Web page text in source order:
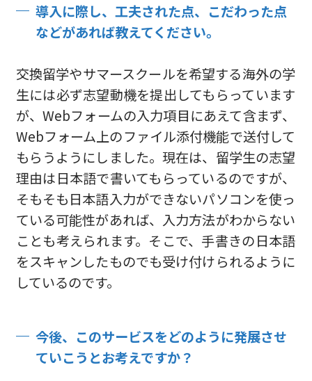
導入に際し、工夫された点、こだわった点
などがあれば教えてください。
交換留学やサマースクールを希望する海外の学
生には必ず志望動機を提出してもらっています
が、Webフォームの入力項目にあえて含まず、
Webフォーム上のファイル添付機能で送付して
もらうようにしました。現在は、留学生の志望
理由は日本語で書いてもらっているのですが、
そもそも日本語入力ができないパソコンを使っ
ている可能性があれば、入力方法がわからない
ことも考えられます。そこで、手書きの日本語
をスキャンしたものでも受け付けられるように
しているのです。
今後、このサービスをどのように発展させ
ていこうとお考えですか？